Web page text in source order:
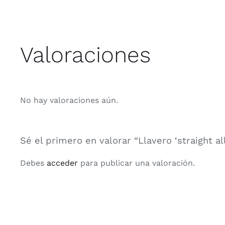
Valoraciones
No hay valoraciones aún.
Sé el primero en valorar “Llavero ‘straight
Debes acceder para publicar una valoración.